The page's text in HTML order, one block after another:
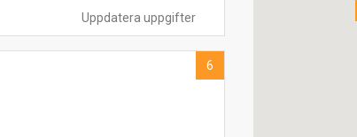
Uppdatera uppgifter
6